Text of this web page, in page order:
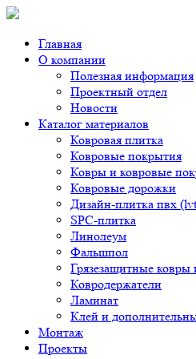
Главная
О компании
Полезная информация
Проектный отдел
Новости
Каталог материалов
Ковровая плитка
Ковровые покрытия
Ковры и ковровые
Ковровые дорожки
Дизайн-плитка пвх
SPC-плитка
Линолеум
Фальшпол
Грязезащитные ковры
Ковродержатели
Ламинат
Клей и
Монтаж
Проекты